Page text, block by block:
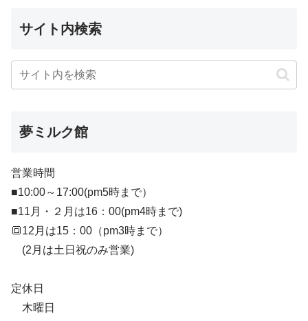
サイト内検索
夢ミルク館
営業時間
■10:00～17:00(pm5時まで）
■11月・２月は16：00(pm4時まで)
🔳12月は15：00（pm3時まで）
(2月は土日祝のみ営業)
定休日
木曜日